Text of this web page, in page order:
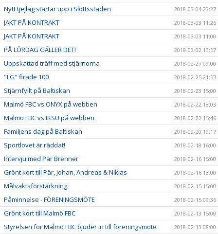
Nytt tjejlag startar upp i Slottsstaden 2018-03-04 23:27
JAKT PÅ KONTRAKT 2018-03-03 11:26
JAKT PÅ KONTRAKT 2018-03-03 11:00
PÅ LÖRDAG GÄLLER DET! 2018-03-02 13:57
Uppskattad träff med stjärnorna 2018-02-27 09:00
"LG" firade 100 2018-02-25 21:53
Stjärnfyllt på Baltiskan 2018-02-23 15:00
Malmö FBC vs ONYX på webben 2018-02-22 18:03
Malmö FBC vs IKSU på webben 2018-02-22 15:46
Familjens dag på Baltiskan 2018-02-20 19:17
Sportlovet är räddat! 2018-02-18 16:00
Intervju med Pär Brenner 2018-02-16 15:00
Grönt kort till Pär, Johan, Andreas & Niklas 2018-02-16 13:00
Målvaktsförstärkning 2018-02-15 15:00
Påminnelse - FÖRENINGSMÖTE 2018-02-15 09:36
Grönt kort till Malmö FBC 2018-02-13 15:00
Styrelsen för Malmö FBC bjuder in till föreningsmöte 2018-02-13 08:00